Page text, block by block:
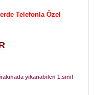
Telefonla Özel
yıkanabilen 1.sınıf